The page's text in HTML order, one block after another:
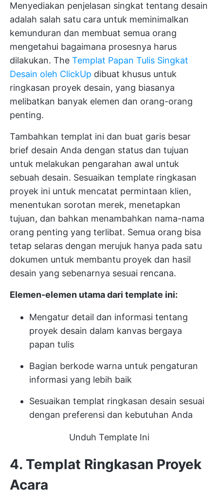
Menyediakan penjelasan singkat tentang desain
adalah salah satu cara untuk meminimalkan
kemunduran dan membuat semua orang
mengetahui bagaimana prosesnya harus
dilakukan. The Templat Papan Tulis Singkat
Desain oleh ClickUp dibuat khusus untuk
ringkasan proyek desain, yang biasanya
melibatkan banyak elemen dan orang-orang
penting.
Tambahkan templat ini dan buat garis besar
brief desain Anda dengan status dan tujuan
untuk melakukan pengarahan awal untuk
sebuah desain. Sesuaikan template ringkasan
proyek ini untuk mencatat permintaan klien,
menentukan sorotan merek, menetapkan
tujuan, dan bahkan menambahkan nama-nama
orang penting yang terlibat. Semua orang bisa
tetap selaras dengan merujuk hanya pada satu
dokumen untuk membantu proyek dan hasil
desain yang sebenarnya sesuai rencana.
Elemen-elemen utama dari template ini:
Mengatur detail dan informasi tentang
proyek desain dalam kanvas bergaya
papan tulis
Bagian berkode warna untuk pengaturan
informasi yang lebih baik
Sesuaikan templat ringkasan desain sesuai
dengan preferensi dan kebutuhan Anda
Unduh Template Ini
4. Templat Ringkasan Proyek
Acara